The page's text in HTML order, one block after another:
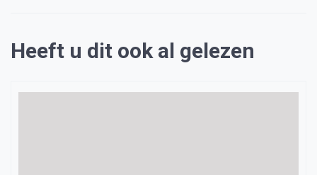
Heeft u dit ook al gelezen